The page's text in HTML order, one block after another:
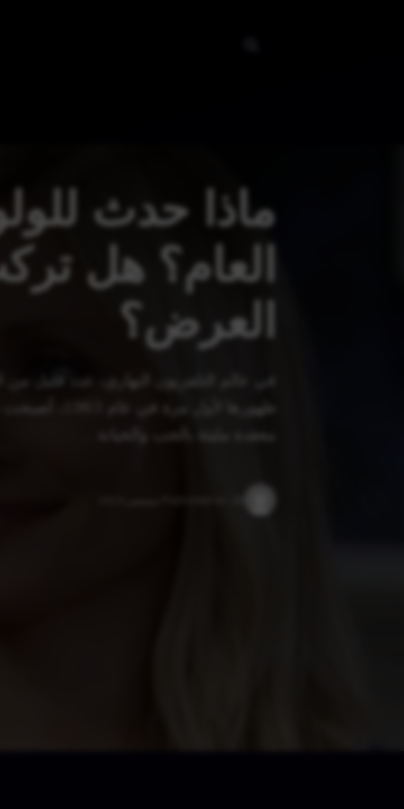
ماذا حدث
العام؟ هل
العرض؟
في عالم التلفزيون النهاري، عدد قليل
ظهورها
معقدة مليئة بالحب والخيانة …